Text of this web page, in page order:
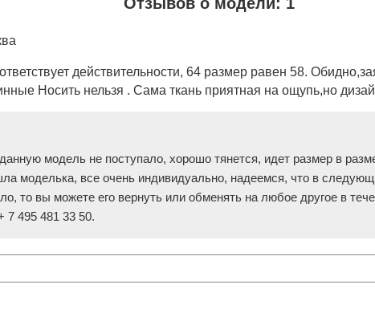
действительности, 64 размер равен 58.
Носить нельзя . Сама ткань приятная на ощупь,но
модель не поступало, хорошо тянется, идет размер в
моделька, все очень индивидуально, надеемся, что в
то вы можете его вернуть или обменять на любое другое в
7 495 481 33 50.